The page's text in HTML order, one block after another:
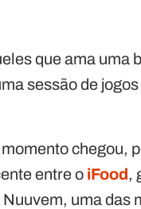
que ama uma
sessão de
chegou,
entre o iFood,
Nuuvem, uma das